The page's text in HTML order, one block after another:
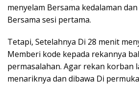
menyelam Bersama kedalaman
Bersama sesi pertama.
Tetapi, Setelahnya Di 28 menit
Memberi kode kepada rekannya
permasalahan. Agar rekan korban
menariknya dan dibawa Di